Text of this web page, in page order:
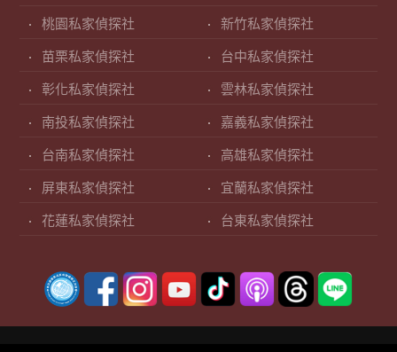
桃園私家偵探社 新竹私家偵探社
苗栗私家偵探社 台中私家偵探社
彰化私家偵探社 雲林私家偵探社
南投私家偵探社 嘉義私家偵探社
台南私家偵探社 高雄私家偵探社
屏東私家偵探社 宜蘭私家偵探社
花蓮私家偵探社 台東私家偵探社